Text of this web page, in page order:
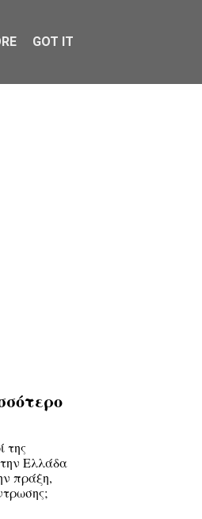
της
Ελλάδα
πράξη,
GOT IT